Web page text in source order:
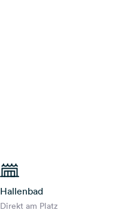
Hallenbad
Direkt am Platz